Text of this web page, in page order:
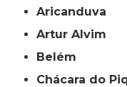
Aricanduva
Artur Alvim
Belém
Chácara do